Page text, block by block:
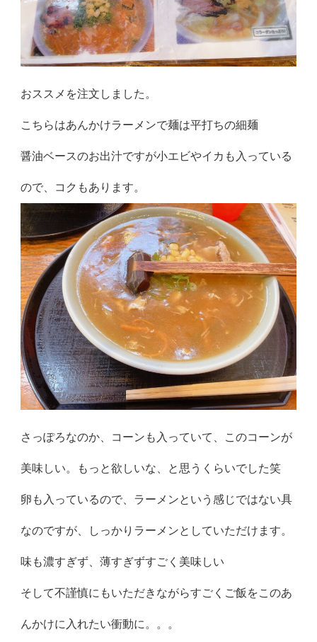
おススメを注文しました。
こちらはあんかけラーメンで麺は平打ちの細麺
醤油ベースのお出汁ですが小エビやイカも入っている
ので、コクもあります。
さっぽろなのか、コーンも入っていて、このコーンが
美味しい。もっと欲しいな、と思うくらいでした笑
卵も入っているので、ラーメンという感じではない具
なのですが、しっかりラーメンとしていただけます。
味も濃すぎず、薄すぎずすごく美味しい
そして不謹慎にもいただきながらすごくご飯をこのあ
んかけに入れたい衝動に。。。